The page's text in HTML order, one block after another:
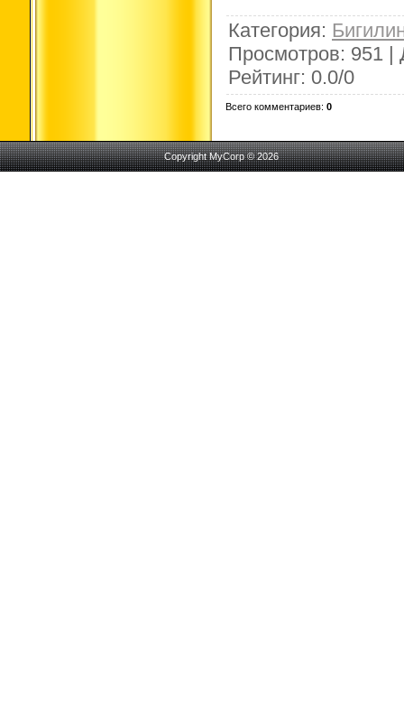
Категория:
Просмотров: 951 |
Рейтинг: 0.0/0
Всего комментариев: 0
Copyright MyCorp © 2026